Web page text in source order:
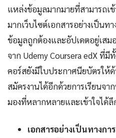
แหล่งข้อมูลมากมายที่สามารถเ
มากเว็บไซต์เอกสารอย่างเป็นท
ข้อมูลถูกต้องและอัปเดตอยู่เส
จาก Udemy Coursera edX ที่
คอร์สยังมีใบประกาศนียบัตรให้
สมัครงานได้อีกด้วยการเรียนจ
มองที่หลากหลายและเข้าใจได้ลึ
เอกสารอย่างเป็นทางกา